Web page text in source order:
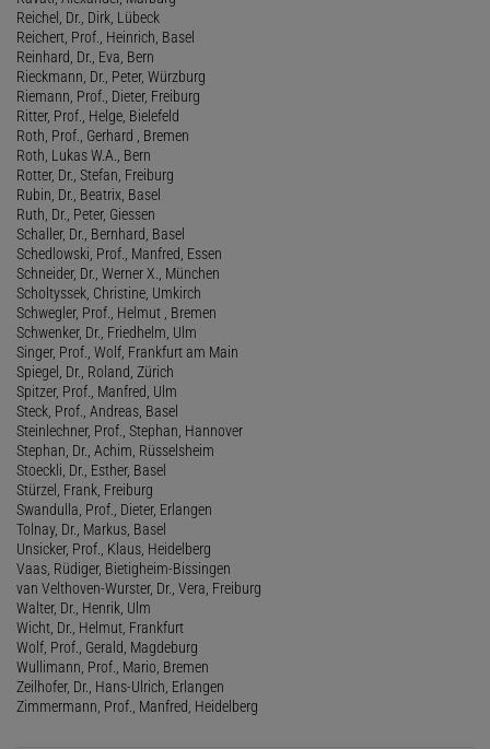
Reichel, Dr., Dirk, Lübeck
Reichert, Prof., Heinrich, Basel
Reinhard, Dr., Eva, Bern
Rieckmann, Dr., Peter, Würzburg
Riemann, Prof., Dieter, Freiburg
Ritter, Prof., Helge, Bielefeld
Roth, Prof., Gerhard , Bremen
Roth, Lukas W.A., Bern
Rotter, Dr., Stefan, Freiburg
Rubin, Dr., Beatrix, Basel
Ruth, Dr., Peter, Giessen
Schaller, Dr., Bernhard, Basel
Schedlowski, Prof., Manfred, Essen
Schneider, Dr., Werner X., München
Scholtyssek, Christine, Umkirch
Schwegler, Prof., Helmut , Bremen
Schwenker, Dr., Friedhelm, Ulm
Singer, Prof., Wolf, Frankfurt am Main
Spiegel, Dr., Roland, Zürich
Spitzer, Prof., Manfred, Ulm
Steck, Prof., Andreas, Basel
Steinlechner, Prof., Stephan, Hannover
Stephan, Dr., Achim, Rüsselsheim
Stoeckli, Dr., Esther, Basel
Stürzel, Frank, Freiburg
Swandulla, Prof., Dieter, Erlangen
Tolnay, Dr., Markus, Basel
Unsicker, Prof., Klaus, Heidelberg
Vaas, Rüdiger, Bietigheim-Bissingen
van Velthoven-Wurster, Dr., Vera, Freiburg
Walter, Dr., Henrik, Ulm
Wicht, Dr., Helmut, Frankfurt
Wolf, Prof., Gerald, Magdeburg
Wullimann, Prof., Mario, Bremen
Zeilhofer, Dr., Hans-Ulrich, Erlangen
Zimmermann, Prof., Manfred, Heidelberg